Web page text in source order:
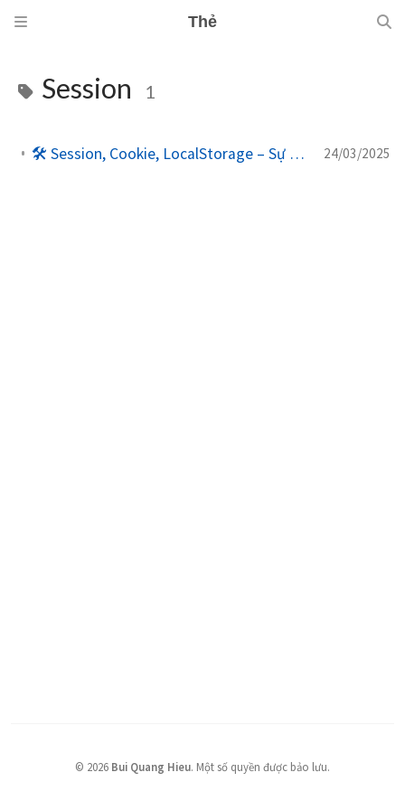
Thẻ
Session 1
🛠️ Session, Cookie, LocalStorage – Sự khác biệt và khi nào nên dùng 24/03/2025
© 2026 Bui Quang Hieu. Một số quyền được bảo lưu.